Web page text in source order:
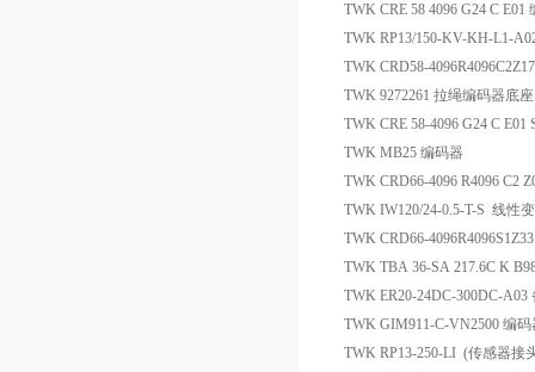
TWK CRE 58 4096 G24 C E01
TWK RP13/150-KV-KH-L1-
TWK CRD58-
TWK 9272261 拉绳编码器底座
TWK CRE 58-4096 G24 C
TWK MB25 编码器
TWK CRD66-4096 R4096 C2
TWK IW120/24-0.5-T-S 线性
TWK CRD66-
TWK TBA 36-SA 217.6C K
TWK ER20-24DC-300DC-A03
TWK GIM911-C-VN2500 编码
TWK RP13-250-LI (传感器接